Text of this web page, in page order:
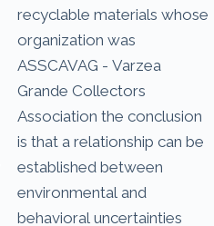
recyclable materials whose
organization was
ASSCAVAG - Varzea
Grande Collectors
Association the conclusion
is that a relationship can be
established between
environmental and
behavioral uncertainties